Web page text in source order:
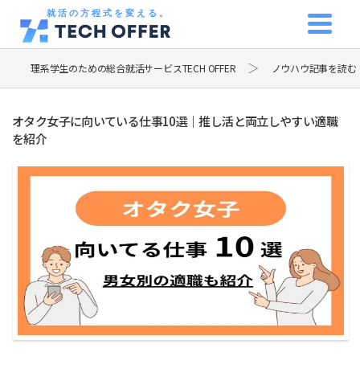
就活の方程式を変える。
理系学生のための総合就活サービスTECH OFFER ノウハウ記事を読む
オタク女子に向いている仕事10選｜推し活と両立しやすい適職
を紹介